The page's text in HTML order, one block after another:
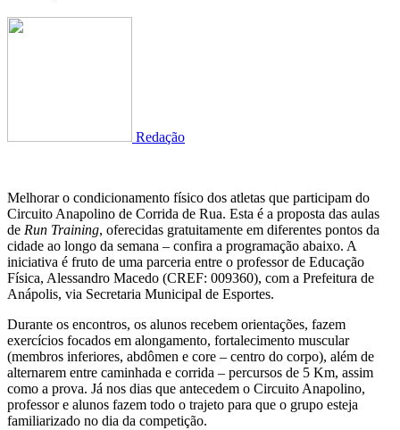
Redação
Melhorar o condicionamento físico dos atletas que participam do
Circuito Anapolino de Corrida de Rua. Esta é a proposta das aulas
de Run Training, oferecidas gratuitamente em diferentes pontos da
cidade ao longo da semana – confira a programação abaixo. A
iniciativa é fruto de uma parceria entre o professor de Educação
Física, Alessandro Macedo (CREF: 009360), com a Prefeitura de
Anápolis, via Secretaria Municipal de Esportes.
Durante os encontros, os alunos recebem orientações, fazem
exercícios focados em alongamento, fortalecimento muscular
(membros inferiores, abdômen e core – centro do corpo), além de
alternarem entre caminhada e corrida – percursos de 5 Km, assim
como a prova. Já nos dias que antecedem o Circuito Anapolino,
professor e alunos fazem todo o trajeto para que o grupo esteja
familiarizado no dia da competição.